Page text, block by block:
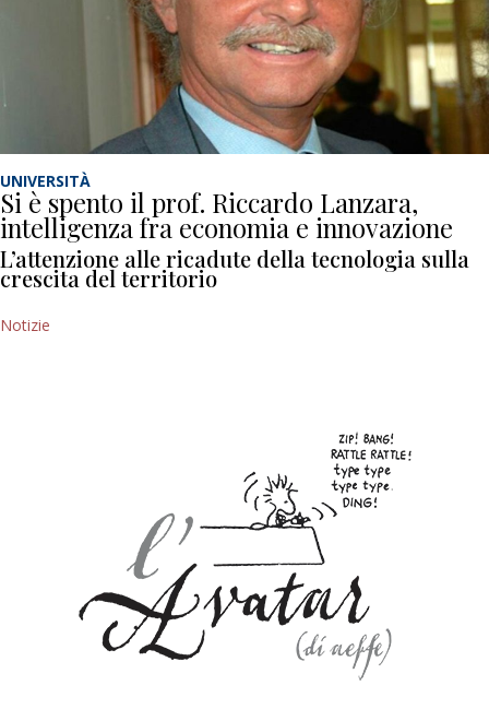
UNIVERSITÀ
Si è spento il prof. Riccardo Lanzara,
intelligenza fra economia e innovazione
L’attenzione alle ricadute della tecnologia sulla
crescita del territorio
Notizie